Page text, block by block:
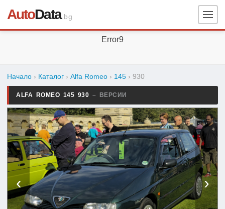
AutoData.bg
Error9
Начало › Каталог › Alfa Romeo › 145 › 930
ALFA ROMEO 145 930 – ВЕРСИИ
‹ ›